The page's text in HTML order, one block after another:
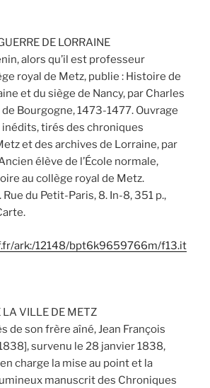
DE LORRAINE
alors qu’il est professeur
royal de Metz, publie : Histoire de
et du siège de Nancy, par Charles
Bourgogne, 1473-1477. Ouvrage
tirés des chroniques
et des archives de Lorraine, par
élève de l’École normale,
au collège royal de Metz.
Rue du Petit-Paris, 8. In-8, 351 p.,
ark:/12148/bpt6k9659766m/f13.it
LA VILLE DE METZ
de son frère aîné, Jean François
survenu le 28 janvier 1838,
charge la mise au point et la
manuscrit des Chroniques